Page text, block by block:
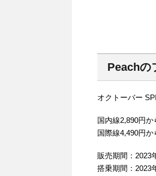
Peachの
オクトーバー
国内線2,890円か
国際線4,490円か
販売期間：2023
搭乗期間：2023